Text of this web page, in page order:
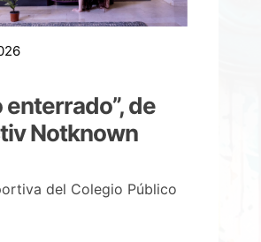
enterrado”, de
Notknown
del Colegio Público